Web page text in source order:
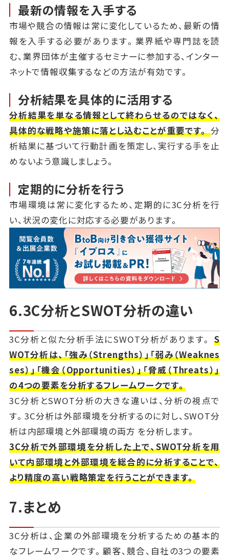
最新の情報を入手する
市場や競合の情報は常に変化しているため、最新の情
報を入手する必要があります。業界紙や専門誌を読
む、業界団体が主催するセミナーに参加する、インター
ネットで情報収集するなどの方法が有効です。
分析結果を具体的に活用する
分析結果を単なる情報として終わらせるのではなく、
具体的な戦略や施策に落とし込むことが重要です。分
析結果に基づいて行動計画を策定し、実行する手を止
めないよう意識しましょう。
定期的に分析を行う
市場環境は常に変化するため、定期的に3C分析を行
い、状況の変化に対応する必要があります。
6.3C分析とSWOT分析の違い
3C分析と似た分析手法にSWOT分析があります。S
WOT分析は、「強み（Strengths）」「弱み（Weaknes
ses）」「機会（Opportunities）」「脅威（Threats）」
の4つの要素を分析するフレームワークです。
3C分析とSWOT分析の大きな違いは、分析の視点で
す。3C分析は外部環境を分析するのに対し、SWOT分
析は内部環境と外部環境の両方 を分析します。
3C分析で外部環境を分析した上で、SWOT分析を用
いて内部環境と外部環境を総合的に分析することで、
より精度の高い戦略策定を行うことができます。
7.まとめ
3C分析は、企業の外部環境を分析するための基本的
なフレームワークです。顧客、競合、自社の3つの要素